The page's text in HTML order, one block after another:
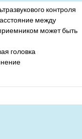
контроля
между
может быть
головка